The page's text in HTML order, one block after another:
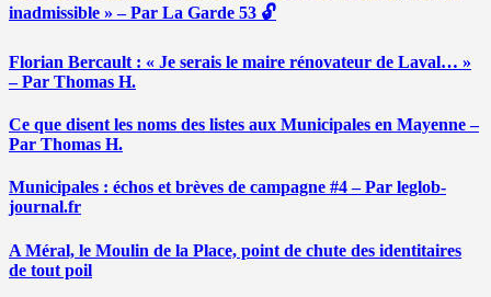
inadmissible » – Par La Garde 53 🔓
Florian Bercault : « Je serais le maire rénovateur de Laval… »
– Par Thomas H.
Ce que disent les noms des listes aux Municipales en Mayenne –
Par Thomas H.
Municipales : échos et brèves de campagne #4 – Par leglob-
journal.fr
A Méral, le Moulin de la Place, point de chute des identitaires
de tout poil